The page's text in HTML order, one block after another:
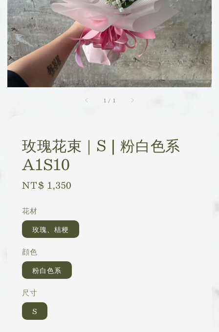
1 / 1
玫瑰花束｜S | 粉白色系
A1S10
Regular
NT$ 1,350
花材
玫瑰、桔梗
顔色
粉白色系
尺寸
S